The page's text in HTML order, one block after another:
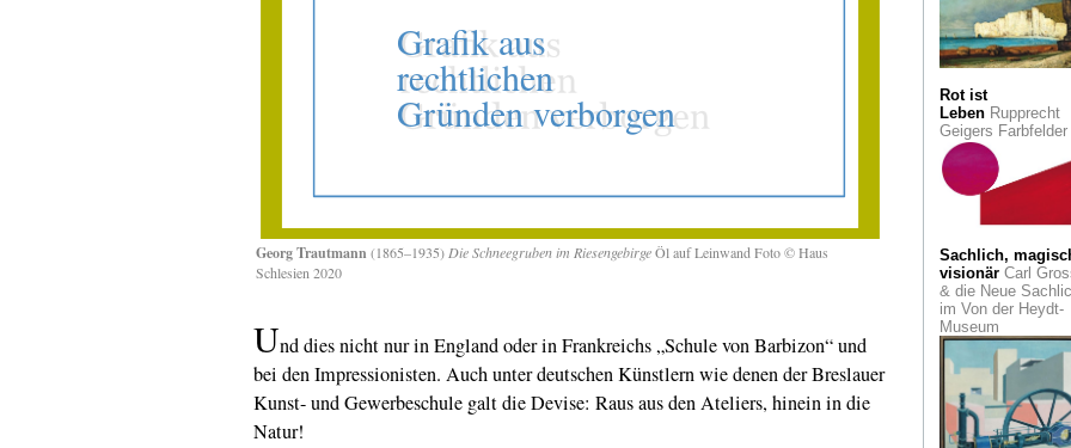
Georg Trautmann (1865–1935) Die Schneegruben im RiesengebirgeÖl auf Leinwand Foto © Haus
Schlesien 2020
Und dies nicht nur in England oder in Frankreichs „Schule von Barbizon“ und
bei den Impressionisten. Auch unter deutschen Künstlern wie denen der Breslauer
Kunst- und Gewerbeschule galt die Devise: Raus aus den Ateliers, hinein in die
Natur!
AuktionRekord bei
Lempertz für den
Barockmaler
la Tour
Konrad Adenauer
145. Geburtstag:
Haus, sein Garten.
Ex-Bundeskanzler
Gärtneridol
Kriegsbedingt
verlagertDie
Petersburger
zeigt die Eisenzeit
mit Beutekunst
Buddhismus
Tiefenentspannung
Erleuchtung mit
Buddha. Eine
Basel
Rot ist
LebenRupprecht
Geigers Farbfelder
Sachlich,
visionärCarl
& die Neue
im Von der Heydt-
Museum